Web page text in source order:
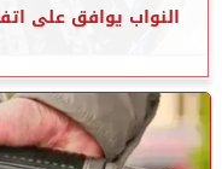
النواب يوافق على